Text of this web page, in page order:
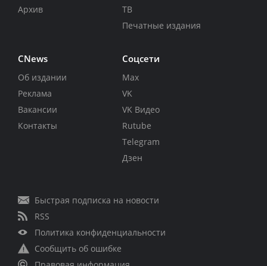
Архив
ТВ
Печатные издания
CNews
Об издании
Реклама
Вакансии
Контакты
Соцсети
Max
VK
VK Видео
Rutube
Telegram
Дзен
Быстрая подписка на новости
RSS
Политика конфиденциальности
Сообщить об ошибке